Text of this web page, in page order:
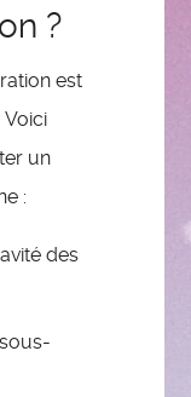
?
est
Voici
un
:
des